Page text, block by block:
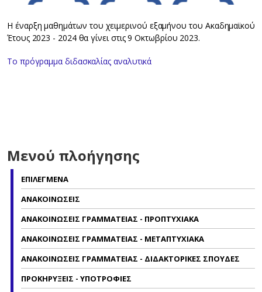
Η έναρξη μαθημάτων του χειμερινού εξαμήνου του Ακαδημαϊκού
Έτους 2023 - 2024 θα γίνει στις 9 Οκτωβρίου 2023.
Το πρόγραμμα διδασκαλίας αναλυτικά
Μενού πλοήγησης
ΕΠΙΛΕΓΜΕΝΑ
ΑΝΑΚΟΙΝΩΣΕΙΣ
ΑΝΑΚΟΙΝΩΣΕΙΣ ΓΡΑΜΜΑΤΕΙΑΣ - ΠΡΟΠΤΥΧΙΑΚΑ
ΑΝΑΚΟΙΝΩΣΕΙΣ ΓΡΑΜΜΑΤΕΙΑΣ - ΜΕΤΑΠΤΥΧΙΑΚΑ
ΑΝΑΚΟΙΝΩΣΕΙΣ ΓΡΑΜΜΑΤΕΙΑΣ - ΔΙΔΑΚΤΟΡΙΚΕΣ ΣΠΟΥΔΕΣ
ΠΡΟΚΗΡΥΞΕΙΣ - ΥΠΟΤΡΟΦΙΕΣ